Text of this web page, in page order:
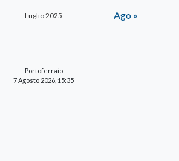
Luglio 2025 Ago »
Portoferraio
7 Agosto 2026, 15:35